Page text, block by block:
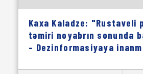
Kaxa Kaladze: "Rustaveli
təmiri noyabrın sonunda
– Dezinformasiyaya